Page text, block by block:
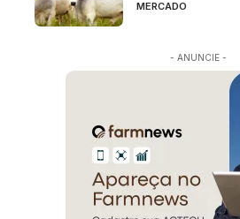
MERCADO
- ANUNCIE -